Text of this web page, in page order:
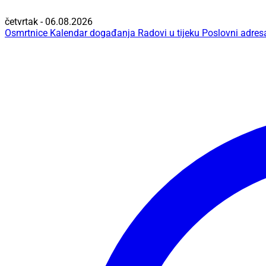
četvrtak - 06.08.2026
Osmrtnice Kalendar događanja Radovi u tijeku Poslovni